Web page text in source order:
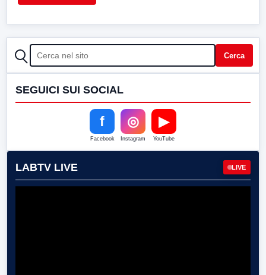
CERCA Cerca
SEGUICI SUI SOCIAL
f
Facebook
◎
Instagram
▶
YouTube
LABTV LIVE LIVE